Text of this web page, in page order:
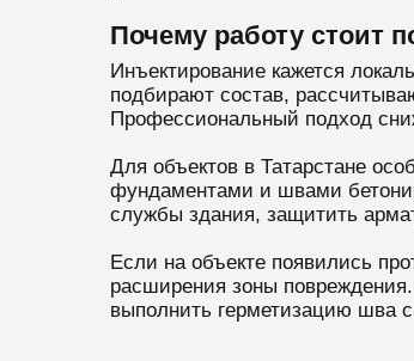
Почему работу стоит
Инъектирование кажется
подбирают состав,
Профессиональный подход
Для объектов в Татарстане
фундаментами и швами
службы здания, защитить
Если на объекте появились
расширения зоны
выполнить герметизацию шва